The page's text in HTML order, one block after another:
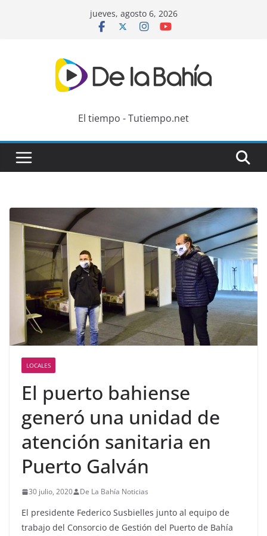
jueves, agosto 6, 2026
El tiempo - Tutiempo.net
LOCALES
El puerto bahiense
generó una unidad de
atención sanitaria en
Puerto Galván
30 julio, 2020 De La Bahía Noticias
El presidente Federico Susbielles junto al equipo de
trabajo del Consorcio de Gestión del Puerto de Bahía